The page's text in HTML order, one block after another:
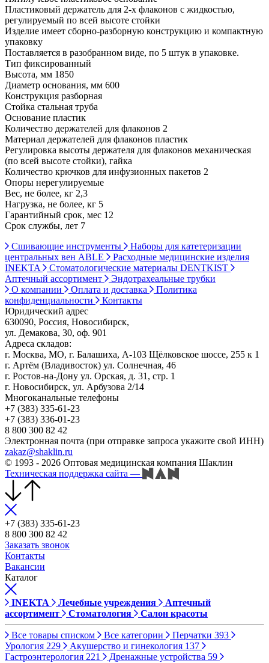
Пластиковый держатель для 2-х флаконов с жидкостью,
регулируемый по всей высоте стойки
Изделие имеет сборно-разборную конструкцию и компактную
упаковку
Поставляется в разобранном виде, по 5 штук в упаковке.
Тип фиксированный
Высота, мм 1850
Диаметр основания, мм 600
Конструкция разборная
Стойка стальная труба
Основание пластик
Количество держателей для флаконов 2
Материал держателей для флаконов пластик
Регулировка высоты держателя для флаконов механическая
(по всей высоте стойки), гайка
Количество крючков для инфузионных пакетов 2
Опоры нерегулируемые
Вес, не более, кг 2,3
Нагрузка, не более, кг 5
Гарантийный срок, мес 12
Срок службы, лет 7
Сшивающие инструменты
Наборы для катетеризации
центральных вен ABLE
Расходные медицинские изделия
INEKTA
Стоматологические материалы DENTKIST
Аптечный ассортимент
Эндотрахеальные трубки
О компании
Оплата и доставка
Политика
конфиденциальности
Контакты
Юридический адрес
630090, Россия, Новосибирск,
ул. Демакова, 30, оф. 901
Адреса складов:
г. Москва, МО, г. Балашиха, А-103 Щёлковское шоссе, 255 к 1
г. Артём (Владивосток) ул. Солнечная, 46
г. Ростов-на-Дону ул. Орская, д. 31, стр. 1
г. Новосибирск, ул. Арбузова 2/14
Многоканальные телефоны
+7 (383) 335-61-23
+7 (383) 336-01-23
8 800 300 82 42
Электронная почта (при отправке запроса укажите свой ИНН)
zakaz@shaklin.ru
© 1993 - 2026 Оптовая медицинская компания Шаклин
Техническая поддержка сайта —
+7 (383) 335-61-23
8 800 300 82 42
Заказать звонок
Контакты
Вакансии
Каталог
INEKTA Лечебные учреждения
Аптечный
ассортимент
Стоматология Салон красоты
Все товары списком Все категории Перчатки 393
Урология 229 Акушерство и гинекология 137
Гастроэнтерология 221 Дренажные устройства 59